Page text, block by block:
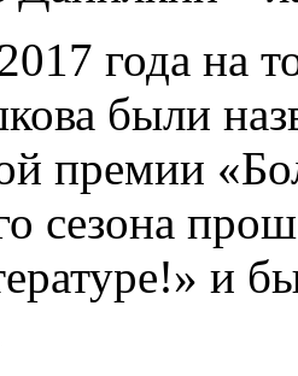
года на
были
премии
сезона
и